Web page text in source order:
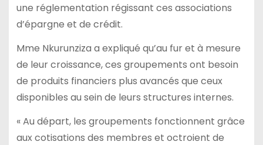
une réglementation régissant ces associations
d’épargne et de crédit.
Mme Nkurunziza a expliqué qu’au fur et à mesure
de leur croissance, ces groupements ont besoin
de produits financiers plus avancés que ceux
disponibles au sein de leurs structures internes.
« Au départ, les groupements fonctionnent grâce
aux cotisations des membres et octroient de